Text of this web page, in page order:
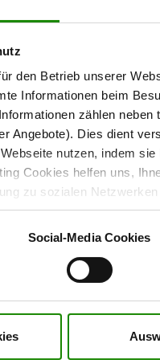
den Betrieb unserer
Informationen beim
zählen
Angebote). Dies dient
nutzen, indem
Cookies helfen uns,
zu sozialen
welche
Sie nur notwendige
Wirkung für die Zukunft
Social-Media Cookies
persönliche
unddrei
und